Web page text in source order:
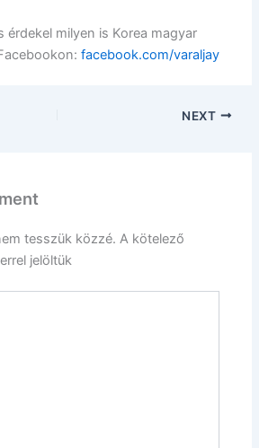
érdekel milyen is Korea magyar
facebook.com/varaljay
NEXT
tesszük közzé. A kötelező
jelöltük